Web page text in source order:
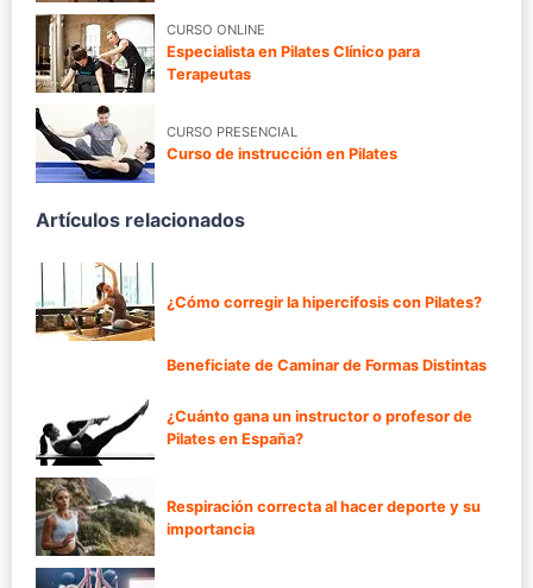
CURSO ONLINE
Especialista en Pilates Clínico para
Terapeutas
CURSO PRESENCIAL
Curso de instrucción en Pilates
Artículos relacionados
¿Cómo corregir la hipercifosis con Pilates?
Beneficiate de Caminar de Formas Distintas
¿Cuánto gana un instructor o profesor de
Pilates en España?
Respiración correcta al hacer deporte y su
importancia